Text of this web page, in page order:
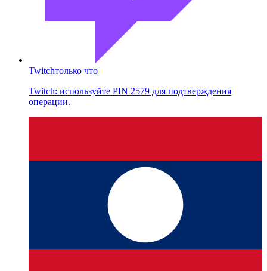
Twitchтолько что
Twitch: используйте PIN 2579 для подтверждения
операции.